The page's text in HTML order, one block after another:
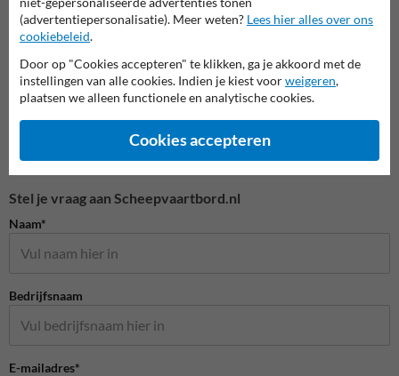
Eigen terrein borden
Stel je vraag aan Scheepvaartbord.nl
Naam*
Bedrijfsnaam
E-mailadres*
(advertentiepersonalisatie). Meer weten? Lees hier alles over ons
cookiebeleid.
Door op "Cookies accepteren" te klikken, ga je akkoord met de
instellingen van alle cookies. Indien je kiest voorweigeren,
plaatsen we alleen functionele en analytische cookies.
Cookies accepteren